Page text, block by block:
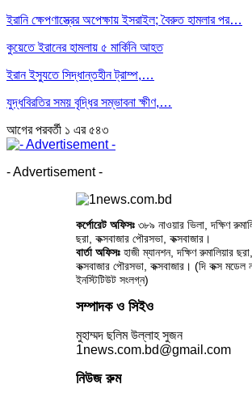
ইরানি ক্ষেপণাস্ত্রের অপেক্ষায় ইসরাইল; বৈরুত হামলার পর…
কুয়েতে ইরানের হামলায় ৫ মার্কিনি আহত
ইরান ইস্যুতে সিদ্ধান্তহীন ট্রাম্প,…
যুদ্ধবিরতির সময় বৃদ্ধির সম্ভাবনা ক্ষীণ,…
আগেরপরবর্তী ১ এর ৫৪৩
- Advertisement -
কর্পোরেট অফিসঃ ৩৮৯ নাওয়ার ভিলা, দক্ষিণ
ছরা, কক্সবাজার পৌরসভা, কক্সবাজার।
বার্তা অফিসঃহাজী ম্যানশন, দক্ষিণ রুমালিয়ার ছরা,
কক্সবাজার পৌরসভা, কক্সবাজার। (দি কক্স মডেল
ইনস্টিটিউট সংলগ্ন)
সম্পাদক ও সিইও
মুহাম্মদ ছলিম উল্লাহ সুজন
1news.com.bd@gmail.com
নিউজ রুম